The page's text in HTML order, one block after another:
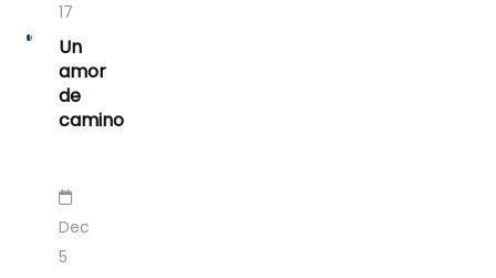
17
Un
amor
de
camino
Dec
5